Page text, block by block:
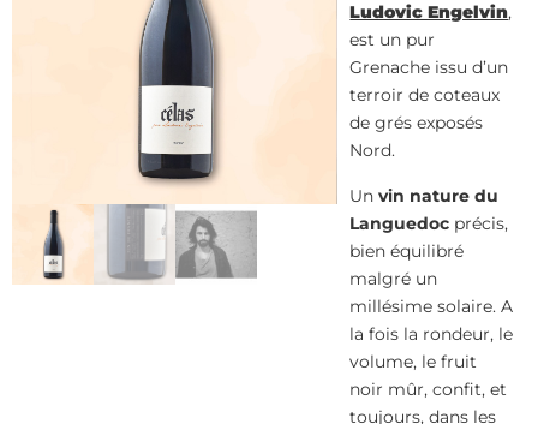
Ludovic Engelvin,
est un pur
Grenache issu d’un
terroir de coteaux
de grés exposés
Nord.
Unvin nature du
Languedoc précis,
bien équilibré
malgré un
millésime solaire. A
la fois la rondeur, le
volume, le fruit
noir mûr, confit, et
toujours, dans les